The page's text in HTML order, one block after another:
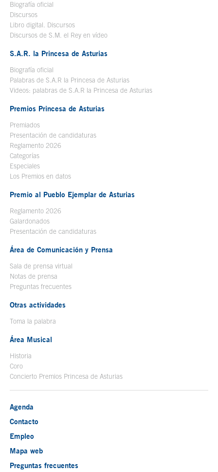
Biografía oficial
Discursos
Libro digital. Discursos
Discursos de S.M. el Rey en vídeo
S.A.R. la Princesa de Asturias
Biografía oficial
Palabras de S.A.R la Princesa de Asturias
Videos: palabras de S.A.R la Princesa de Asturias
Premios Princesa de Asturias
Premiados
Presentación de candidaturas
Reglamento 2026
Categorías
Especiales
Los Premios en datos
Premio al Pueblo Ejemplar de Asturias
Reglamento 2026
Galardonados
Presentación de candidaturas
Área de Comunicación y Prensa
Sala de prensa virtual
Notas de prensa
Preguntas frecuentes
Otras actividades
Toma la palabra
Área Musical
Historia
Coro
Concierto Premios Princesa de Asturias
Agenda
Contacto
Empleo
Mapa web
Preguntas frecuentes